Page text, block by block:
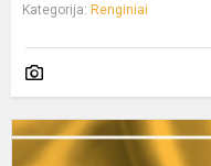
Kategorija: Renginiai